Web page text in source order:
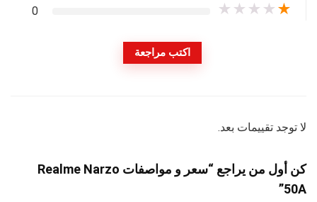
★
★
★
★
★
0
اكتب مراجعة
لا توجد تقييمات بعد.
كن أول من يراجع “سعر و مواصفات Realme Narzo
50A”